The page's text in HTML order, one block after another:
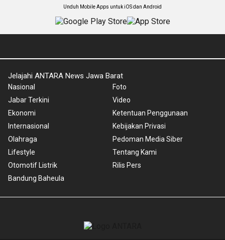
Unduh Mobile Apps untuk iOS dan Android
Jelajahi ANTARA News Jawa Barat
Nasional
Jabar Terkini
Ekonomi
Internasional
Olahraga
Lifestyle
Otomotif Listrik
Bandung Baheula
Foto
Video
Ketentuan Penggunaan
Kebijakan Privasi
Pedoman Media Siber
Tentang Kami
Rilis Pers